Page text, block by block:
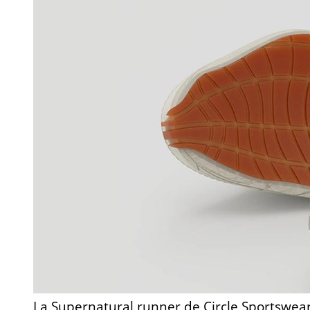
La Supernatural runner de Circle